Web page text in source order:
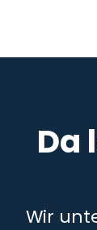
Da
Wir